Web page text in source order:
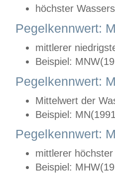
höchster
Pegelkennwert:
mittlerer
Beispiel:
Pegelkennwert:
Mittelwert der
Beispiel:
Pegelkennwert:
mittlerer
Beispiel: